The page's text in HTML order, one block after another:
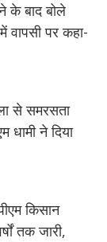
के बाद बोले
वापसी पर कहा-
से समरसता
धामी ने दिया
किसान
तक जारी,